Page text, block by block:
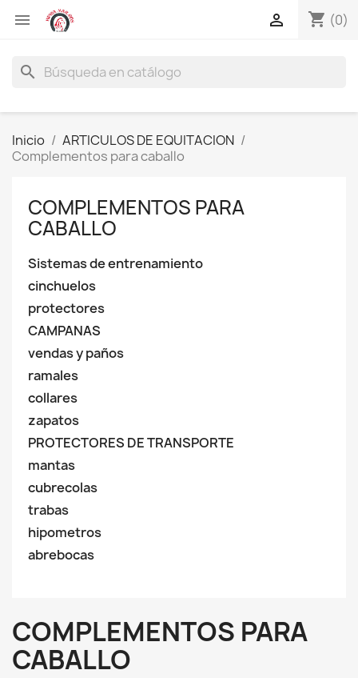
 shopping_cart (0)

search
Inicio
ARTICULOS DE EQUITACION
Complementos para caballo
COMPLEMENTOS PARA
CABALLO
Sistemas de entrenamiento
cinchuelos
protectores
CAMPANAS
vendas y paños
ramales
collares
zapatos
PROTECTORES DE TRANSPORTE
mantas
cubrecolas
trabas
hipometros
abrebocas
COMPLEMENTOS PARA
CABALLO